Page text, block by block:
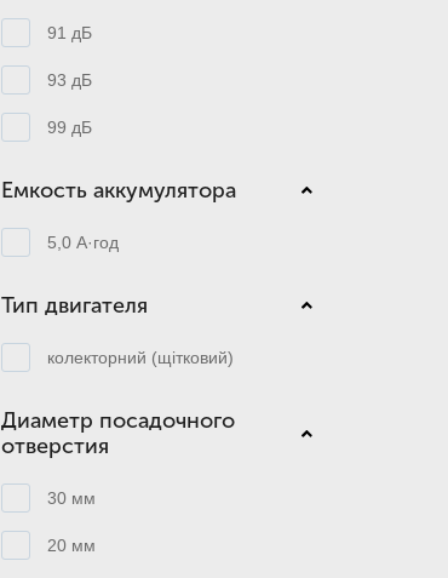
91 дБ
93 дБ
99 дБ
Емкость аккумулятора
5,0 А·год
Тип двигателя
колекторний (щітковий)
Диаметр посадочного
отверстия
30 мм
20 мм